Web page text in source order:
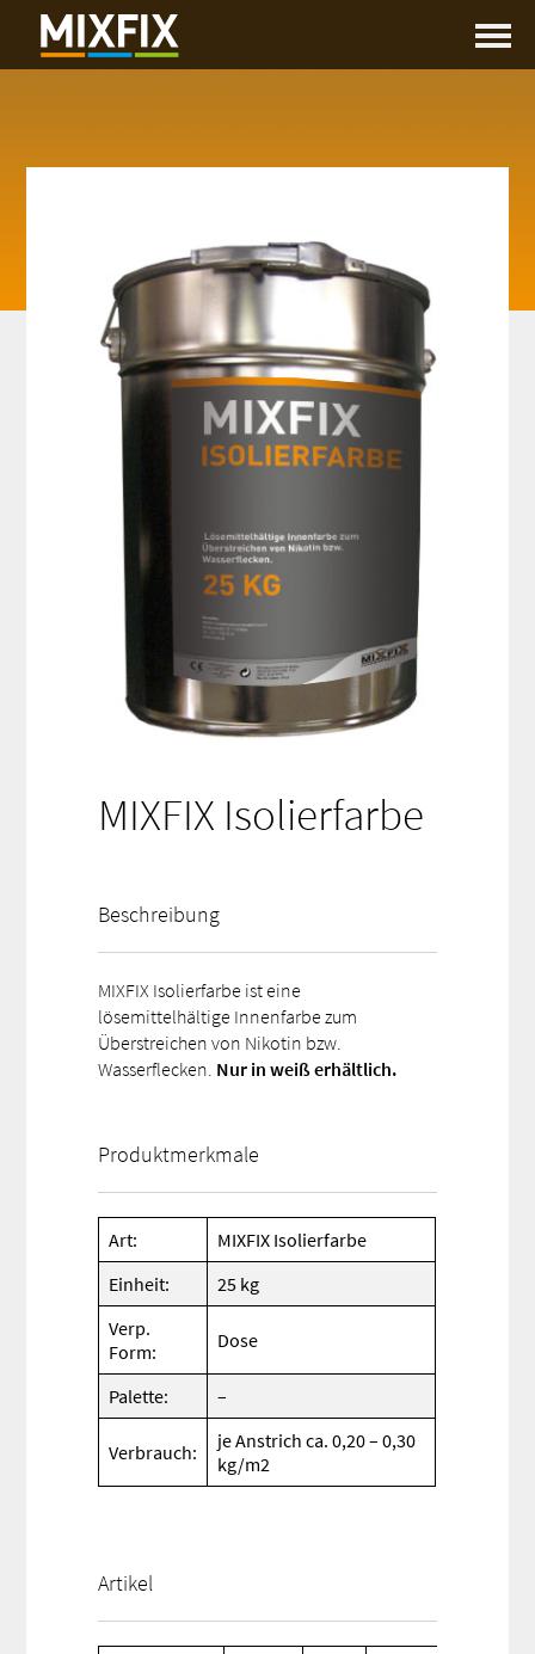
MIXFIX Isolierfarbe
Beschreibung
MIXFIX Isolierfarbe ist eine
lösemittelhältige Innenfarbe zum
Überstreichen von Nikotin bzw.
Wasserflecken. Nur in weiß erhältlich.
Produktmerkmale
Art:
MIXFIX Isolierfarbe
Einheit:
25 kg
Verp.
Form:
Dose
Palette: –
Verbrauch:
je Anstrich ca. 0,20 – 0,30
kg/m2
Artikel